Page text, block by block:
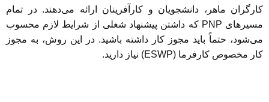
کارگران ماهر، دانشجویان و کارآفرینان ارائه می‌دهند. در تمام
مسیرهای PNP که داشتن پیشنهاد شغلی از شرایط لازم محسوب
می‌شود، حتماً باید مجوز کار داشته باشید. در این روش، به مجوز
کار مخصوص کارفرما (ESWP) نیاز دارید.